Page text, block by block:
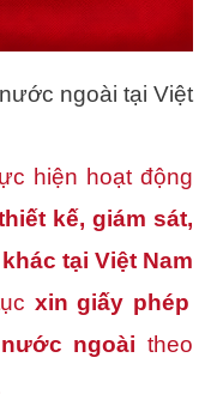
ngoài tại Việt
hiện hoạt động
kế, giám sát,
tại Việt Nam
xin giấy phép
ngoài theo